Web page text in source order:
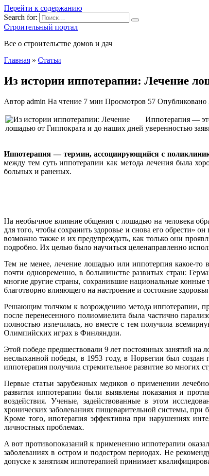
Перейти к содержанию
Search for:
Строительный портал
Все о строительстве домов и дач
Главная » Статьи
Из истории иппотерапии: Лечение
Автор admin На чтение 7 мин Просмотров 57 Опубликовано
Иппотерапия —
уверенностью
Иппотерапия — термин, ассоциирующийся с
между тем суть иппотерапии как метода лечения была
больных и раненых.
На необычное влияние общения с лошадью на человека
для того, чтобы сохранить здоровье и снова его
возможно также и их предупреждать, как только они
подробно. Их целью было научиться целенаправленно
Тем не менее, лечение лошадью или иппотерпия какое-то
почти одновременно, в большинстве развитых стран:
многие другие страны, сохранившие национальные конные
благотворно влияющего на настроение и состояние
Решающим толчком к возрождению метода иппотерапии,
после перенесенного полиомиелита была частично
полностью излечилась, но вместе с тем получила
Олимпийских играх в Финляндии.
Этой победе предшествовали 9 лет постоянных занятий на
неслыханной победы, в 1953 году, в Норвегии был
иппотерапия получила стремительное развитие во многих
Первые статьи зарубежных медиков о применении
развития иппотерапии были выявлены показания и
воздействия. Ученые, задействованные в этом
хронических заболеваниях пищеварительной системы, при
Кроме того, ипотерапия эффективна при нарушениях
личностных проблемах.
А вот противопоказаний к применению иппотерапии
заболеваниях в остром и подостром периодах. Не
допуске к занятиям иппотерапией принимает